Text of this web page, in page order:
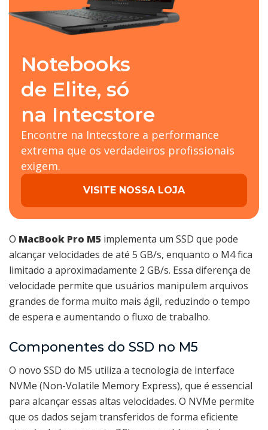
Notebooks
de Elite, só
na Intecstore
Encontre na Intecstore a performance
extrema que os verdadeiros profissionais
exigem.
VISITE NOSSA LOJA
O MacBook Pro M5 implementa um SSD que pode
alcançar velocidades de até 5 GB/s, enquanto o M4 fica
limitado a aproximadamente 2 GB/s. Essa diferença de
velocidade permite que usuários manipulem arquivos
grandes de forma muito mais ágil, reduzindo o tempo
de espera e aumentando o fluxo de trabalho.
Componentes do SSD no M5
O novo SSD do M5 utiliza a tecnologia de interface
NVMe (Non-Volatile Memory Express), que é essencial
para alcançar essas altas velocidades. O NVMe permite
que os dados sejam transferidos de forma eficiente